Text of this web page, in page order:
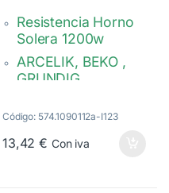
e
Resistencia Horno
Solera 1200w
ARCELIK, BEKO ,
GRUNDIG
Brida fija.
Rectangular. 75 x
Código: 574.1090112a-I123
13,42€ Con iva